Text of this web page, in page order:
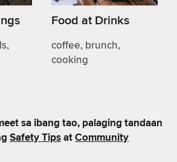
Food at Drinks
coffee, brunch,
cooking
sa ibang tao, palaging tandaan
Safety TipsatCommunity